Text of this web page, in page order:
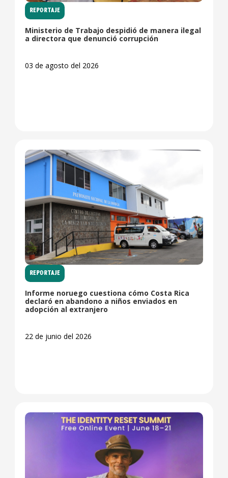
REPORTAJE
Ministerio de Trabajo despidió de manera ilegal
a directora que denunció corrupción
03 de agosto del 2026
REPORTAJE
Informe noruego cuestiona cómo Costa Rica
declaró en abandono a niños enviados en
adopción al extranjero
22 de junio del 2026